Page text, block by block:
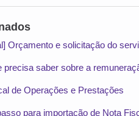
Orçamento e solicitação do
precisa saber sobre a
de Operações e Prestações
para importação de Nota